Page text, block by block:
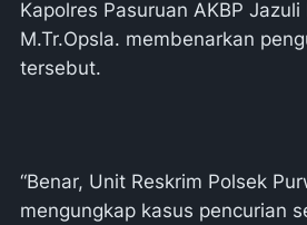
Kapolres Pasuruan AKBP
M.Tr.Opsla. membenarkan
tersebut.
“Benar, Unit Reskrim Polsek
mengungkap kasus pencurian